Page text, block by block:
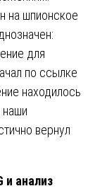
на шпионское
для
по ссылке
находилось
вернул
и анализ